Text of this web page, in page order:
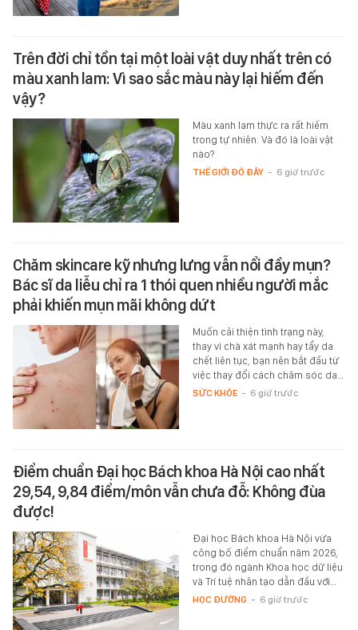
Trên đời chỉ tồn tại một loài vật duy nhất trên có
màu xanh lam: Vì sao sắc màu này lại hiếm đến
vậy?
Màu xanh lam thực ra rất hiếm
trong tự nhiên. Và đó là loài vật
nào?
THẾ GIỚI ĐÓ ĐÂY - 6 giờ trước
Chăm skincare kỹ nhưng lưng vẫn nổi đầy mụn?
Bác sĩ da liễu chỉ ra 1 thói quen nhiều người mắc
phải khiến mụn mãi không dứt
Muốn cải thiện tình trạng này,
thay vì chà xát mạnh hay tẩy da
chết liên tục, bạn nên bắt đầu từ
việc thay đổi cách chăm sóc da…
SỨC KHỎE - 6 giờ trước
Điểm chuẩn Đại học Bách khoa Hà Nội cao nhất
29,54, 9,84 điểm/môn vẫn chưa đỗ: Không đùa
được!
Đại học Bách khoa Hà Nội vừa
công bố điểm chuẩn năm 2026,
trong đó ngành Khoa học dữ liệu
và Trí tuệ nhân tạo dẫn đầu với…
HỌC ĐƯỜNG - 6 giờ trước